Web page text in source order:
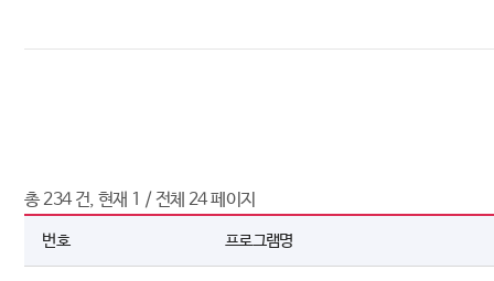
총 234건, 현재 1 / 전체 24페이지
번호 프로그램명